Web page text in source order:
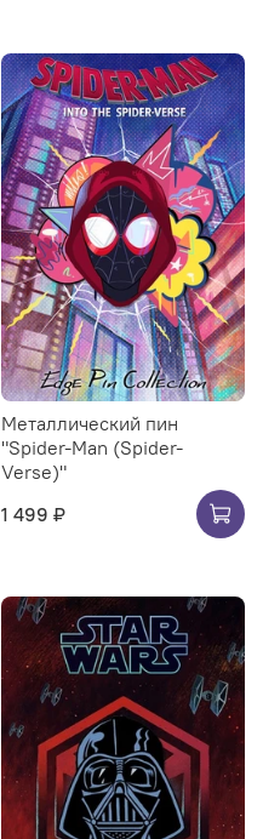
Металлический пин
"Spider-Man (Spider-
Verse)"
1 499 ₽